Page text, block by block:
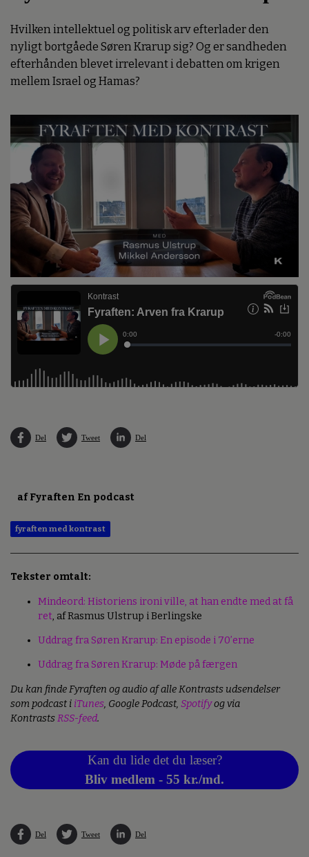
Hvilken intellektuel og politisk arv efterlader den
nyligt bortgåede Søren Krarup sig? Og er sandheden
efterhånden blevet irrelevant i debatten om krigen
mellem Israel og Hamas?
Del Tweet Del
af Fyraften En podcast
fyraften med kontrast
Tekster omtalt:
Mindeord: Historiens ironi ville, at han endte med at få
ret, af Rasmus Ulstrup i Berlingske
Uddrag fra Søren Krarup: En episode i 70’erne
Uddrag fra Søren Krarup: Møde på færgen
Du kan finde Fyraften og audio af alle Kontrasts udsendelser
som podcast i iTunes, Google Podcast, Spotifyog via
KontrastsRSS-feed.
Kan du lide det du læser?
Bliv medlem - 55 kr./md.
Del Tweet Del